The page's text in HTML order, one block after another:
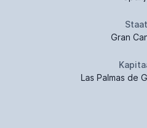
Gran
Las Palmas de